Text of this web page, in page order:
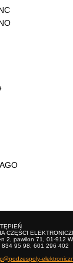
CZĘŚCI
2, pawilon 71, 01-912
834 95 98, 601 296 402